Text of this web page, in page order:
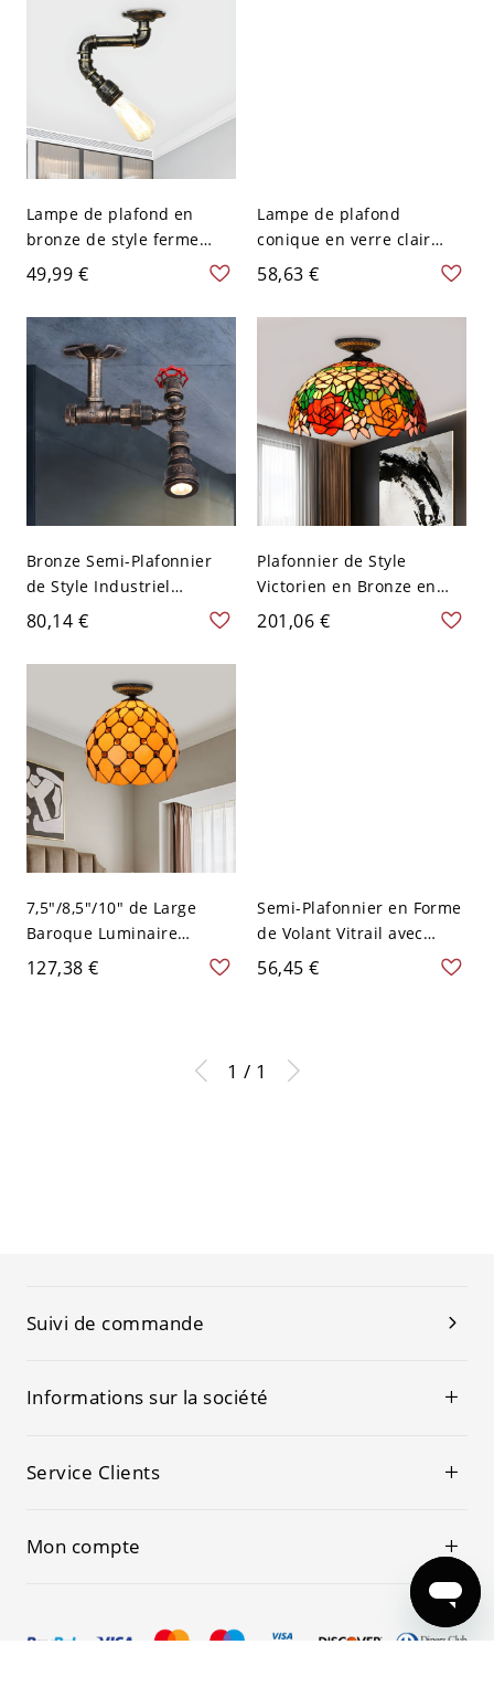
Lampe de plafond en
bronze de style ferme
avec design d'ampoule
nue, 1 ampoule, pour
chambre à coucher avec
tuyau tordu semi-encastré
49,99 €
Lampe de plafond
conique en verre clair
vintage 1 lumière,
montage semi-encastré
pour couloir en bronze
58,63 €
Bronze Semi-Plafonnier
de Style Industriel
Métallique à 1 Ampoule
avec Design de Tuyau
d'Eau Lampe Encastrée
avec Valve Rouge - 110 V-
120 V Bronze
80,14 €
Plafonnier de Style
Victorien en Bronze en
Métal à 1 Tête avec Abat-
Jour de Dôme en Vitrail
201,06 €
7,5"/8,5"/10" de Large
Baroque Luminaire
Affleurant en Bronze à 1
Lumière avec Abat-Jour de
Bronze 110 V-120 V 31,75
127,38 €
Semi-Plafonnier en Forme
de Volant Vitrail avec
Auvent Rond en Bronze
Lampe Semi-Encastrée à 1
Rhombe
56,45 €
1 / 1
Suivi de commande
Informations sur la société
Service Clients
Mon compte